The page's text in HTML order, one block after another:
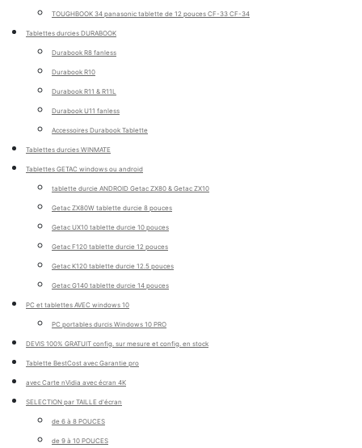
TOUGHBOOK 34 panasonic tablette de 12 pouces CF-33 CF-34
Tablettes durcies DURABOOK
Durabook R8 fanless
Durabook R10
Durabook R11 & R11L
Durabook U11 fanless
Accessoires Durabook Tablette
Tablettes durcies WINMATE
Tablettes GETAC windows ou android
tablette durcie ANDROID Getac ZX80 & Getac ZX10
Getac ZX80W tablette durcie 8 pouces
Getac UX10 tablette durcie 10 pouces
Getac F120 tablette durcie 12 pouces
Getac K120 tablette durcie 12.5 pouces
Getac G140 tablette durcie 14 pouces
PC et tablettes AVEC windows 10
PC portables durcis Windows 10 PRO
DEVIS 100% GRATUIT config. sur mesure et config. en stock
Tablette BestCost avec Garantie pro
avec Carte nVidia avec écran 4K
SELECTION par TAILLE d'écran
de 6 à 8 POUCES
de 9 à 10 POUCES